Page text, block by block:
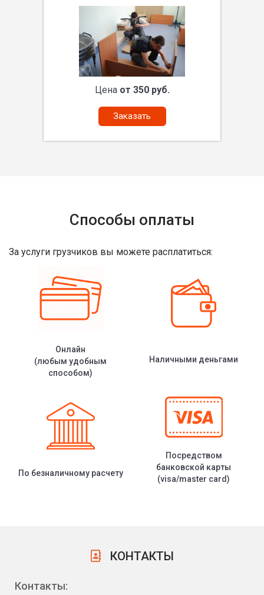
Цена от 350 руб.
Заказать
Способы оплаты
За услуги грузчиков вы можете расплатиться:
Онлайн
(любым удобным
способом)
Наличными деньгами
По безналичному расчету
Посредством
банковской карты
(visa/master card)
КОНТАКТЫ
Контакты: